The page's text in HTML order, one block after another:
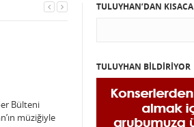
Bülteni
müziğiyle
TULUYHAN’DAN KISACA
TULUYHAN BİLDİRİYOR